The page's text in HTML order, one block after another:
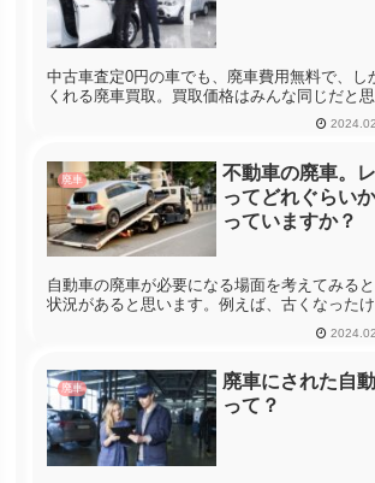
中古車査定0円の車でも、廃車費用無料で、し
くれる廃車買取。買取価格はみんな同じだと
か？実は、廃車の買取相場には「鉄スクラッ
ーツ相場」「輸出車買取相場」などの要素が
廃車
不動車の廃車。
ってどれぐらい
っていますか？
自動車の廃車が必要になる場面を考えてみる
状況があると思います。例えば、古くなった
動車であればそこまで問題になりませんが、
できなくなった自動車や、エンジンが壊れて
廃車
廃車にされた自
って？